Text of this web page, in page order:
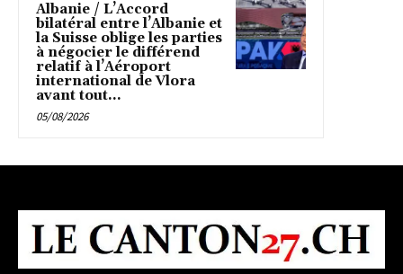
Albanie / L’Accord
bilatéral entre l’Albanie et
la Suisse oblige les parties
à négocier le différend
relatif à l’Aéroport
international de Vlora
avant tout...
05/08/2026